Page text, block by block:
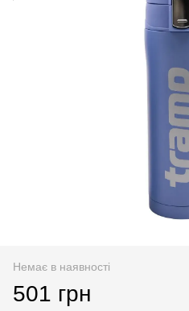
Немає в наявності
501 грн